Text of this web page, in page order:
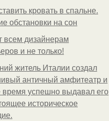
кровать в спальне.
обстановки на сон
всем дизайнерам
и не только!
житель Италии создал
античный амфитеатр и
время успешно выдавал его
историческое